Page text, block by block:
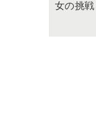
女の挑戦